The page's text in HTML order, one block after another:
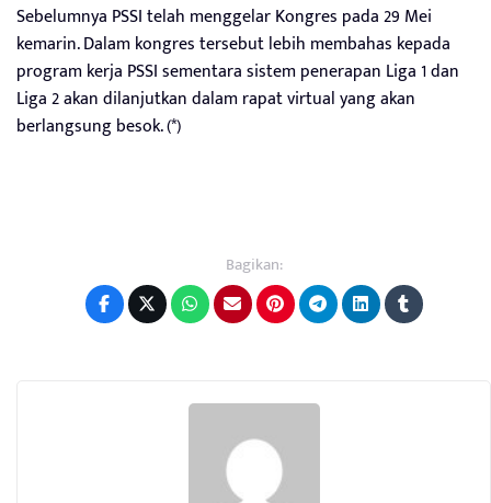
Sebelumnya PSSI telah menggelar Kongres pada 29 Mei
kemarin. Dalam kongres tersebut lebih membahas kepada
program kerja PSSI sementara sistem penerapan Liga 1 dan
Liga 2 akan dilanjutkan dalam rapat virtual yang akan
berlangsung besok. (*)
Bagikan: